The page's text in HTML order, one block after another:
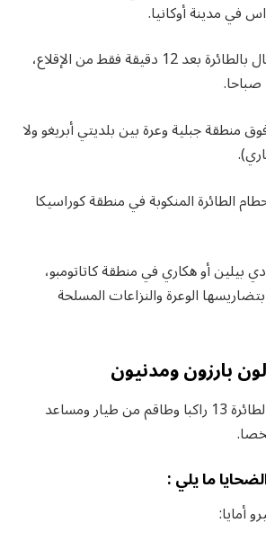
في مدينة أوكانيا.
ومع ذلك، فقد الاتصال بالطائرة بعد 12 دقيقة فقط من الإقلاع،
منطقة جبلية وعرة بين بلديتي أبريغو ولا
الطائرة المنكوبة في منطقة كوراسيكا
دي بيلين أو هكاري في منطقة كاتاتومبو،
الوعرة والنزاعات المسلحة
بارزون ومدنيون
حيث،كان على متن الطائرة 13 راكبا وطاقم من طيار ومساعد
ما يلي :
أمايا: